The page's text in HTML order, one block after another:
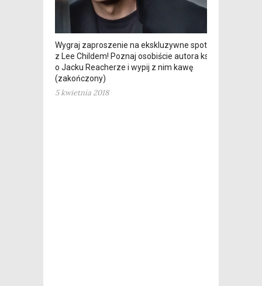
Wygraj zaproszenie na ekskluzywne spotkanie
z Lee Childem! Poznaj osobiście autora książek
o Jacku Reacherze i wypij z nim kawę
(zakończony)
5 kwietnia 2018